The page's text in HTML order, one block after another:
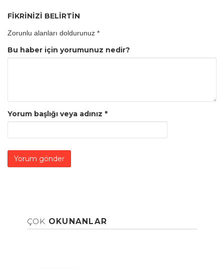
FİKRİNİZİ BELİRTİN
Zorunlu alanları doldurunuz *
Bu haber için yorumunuz nedir?
Yorum başlığı veya adınız *
ÇOK OKUNANLAR